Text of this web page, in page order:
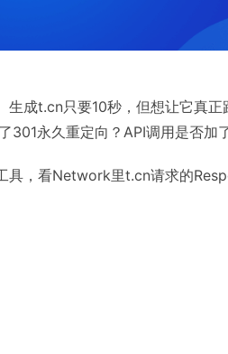
成t.cn只要10秒，但想让它真正
永久重定向？API调用是否加
具，看Network里t.cn请求的